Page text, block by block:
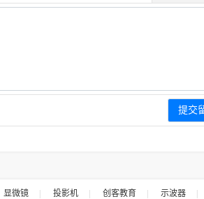
显微镜 投影机 创客教育 示波器